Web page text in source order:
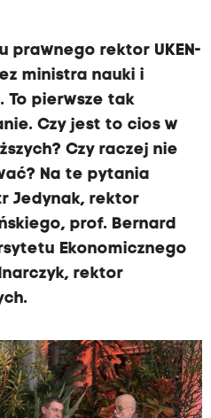
prawnego rektor UKEN-
ministra nauki i
To pierwsze tak
Czy jest to cios w
Czy raczej nie
Na te pytania
Jedynak, rektor
prof. Bernard
Ekonomicznego
rektor